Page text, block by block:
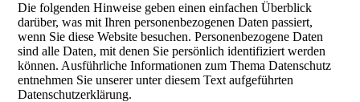
Die folgenden Hinweise geben einen einfachen Überblick
darüber, was mit Ihren personenbezogenen Daten passiert,
wenn Sie diese Website besuchen. Personenbezogene Daten
sind alle Daten, mit denen Sie persönlich identifiziert werden
können. Ausführliche Informationen zum Thema Datenschutz
entnehmen Sie unserer unter diesem Text aufgeführten
Datenschutzerklärung.